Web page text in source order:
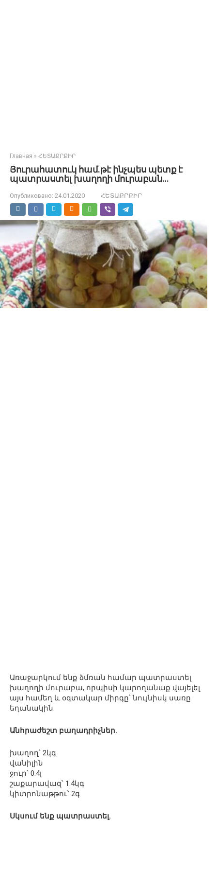
Главная » ՀԵՏԱՔՐՔԻՐ
Յուրահատուկ համ.թէ ինչպես պետք է
պատրաստել խաղողի մուրաբան…
Опубликовано: 24.01.2020 ՀԵՏԱՔՐՔԻՐ
Առաջարկում ենք ձմռան համար պատրաստել
խաղողի մուրաբա, որպիսի կարողանաք վայելել
այս համեղ և օգտակար միրգը՝ նույնիսկ սառը
եղանակին:
Անհրաժեշտ բաղադրիչներ.
խաղող՝ 2կգ
վանիլին
ջուր՝ 0.4լ
շաքարավազ՝ 1.4կգ
կիտրոնաթթու՝ 2գ
Սկսում ենք պատրաստել.